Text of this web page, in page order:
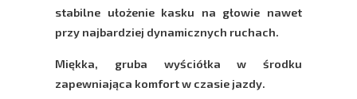
stabilne ułożenie kasku na głowie nawet
przy najbardziej dynamicznych ruchach.
Miękka, gruba wyściółka w środku
zapewniająca komfort w czasie jazdy.